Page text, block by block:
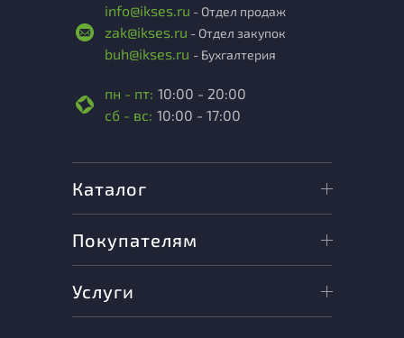
info@ikses.ru - Отдел продаж
zak@ikses.ru - Отдел закупок
buh@ikses.ru - Бухгалтерия
пн - пт: 10:00 - 20:00
сб - вс: 10:00 - 17:00
Каталог
Покупателям
Услуги